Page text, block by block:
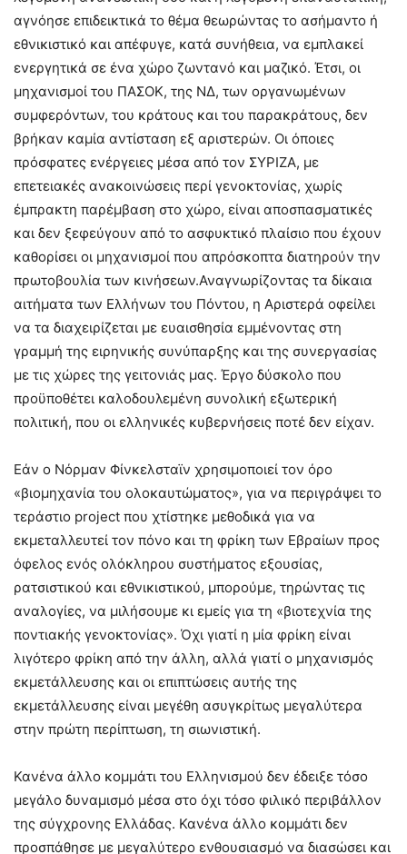
αγνόησε επιδεικτικά το θέμα θεωρώντας το ασήμαντο ή
εθνικιστικό και απέφυγε, κατά συνήθεια, να εμπλακεί
ενεργητικά σε ένα χώρο ζωντανό και μαζικό. Έτσι, οι
μηχανισμοί του ΠΑΣΟΚ, της ΝΔ, των οργανωμένων
συμφερόντων, του κράτους και του παρακράτους, δεν
βρήκαν καμία αντίσταση εξ αριστερών. Οι όποιες
πρόσφατες ενέργειες μέσα από τον ΣΥΡΙΖΑ, με
επετειακές ανακοινώσεις περί γενοκτονίας, χωρίς
έμπρακτη παρέμβαση στο χώρο, είναι αποσπασματικές
και δεν ξεφεύγουν από το ασφυκτικό πλαίσιο που έχουν
καθορίσει οι μηχανισμοί που απρόσκοπτα διατηρούν την
πρωτοβουλία των κινήσεων.Αναγνωρίζοντας τα δίκαια
αιτήματα των Ελλήνων του Πόντου, η Αριστερά οφείλει
να τα διαχειρίζεται με ευαισθησία εμμένοντας στη
γραμμή της ειρηνικής συνύπαρξης και της συνεργασίας
με τις χώρες της γειτονιάς μας. Έργο δύσκολο που
προϋποθέτει καλοδουλεμένη συνολική εξωτερική
πολιτική, που οι ελληνικές κυβερνήσεις ποτέ δεν είχαν.
Εάν ο Νόρμαν Φίνκελσταϊν χρησιμοποιεί τον όρο
«βιομηχανία του ολοκαυτώματος», για να περιγράψει το
τεράστιο project που χτίστηκε μεθοδικά για να
εκμεταλλευτεί τον πόνο και τη φρίκη των Εβραίων προς
όφελος ενός ολόκληρου συστήματος εξουσίας,
ρατσιστικού και εθνικιστικού, μπορούμε, τηρώντας τις
αναλογίες, να μιλήσουμε κι εμείς για τη «βιοτεχνία της
ποντιακής γενοκτονίας». Όχι γιατί η μία φρίκη είναι
λιγότερο φρίκη από την άλλη, αλλά γιατί ο μηχανισμός
εκμετάλλευσης και οι επιπτώσεις αυτής της
εκμετάλλευσης είναι μεγέθη ασυγκρίτως μεγαλύτερα
στην πρώτη περίπτωση, τη σιωνιστική.
Κανένα άλλο κομμάτι του Ελληνισμού δεν έδειξε τόσο
μεγάλο δυναμισμό μέσα στο όχι τόσο φιλικό περιβάλλον
της σύγχρονης Ελλάδας. Κανένα άλλο κομμάτι δεν
προσπάθησε με μεγαλύτερο ενθουσιασμό να διασώσει και